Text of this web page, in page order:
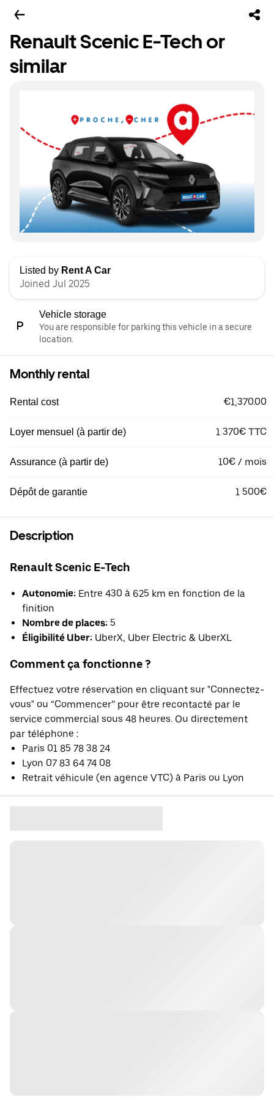
Renault Scenic E-Tech or
similar
Listed by Rent A Car
Joined Jul 2025
Vehicle storage
You are responsible for parking this vehicle in a secure
location.
Monthly rental
Rental cost €1,370.00
Loyer mensuel (à partir de) 1 370€ TTC
Assurance (à partir de) 10€ / mois
Dépôt de garantie 1 500€
Description
Renault Scenic E-Tech
Autonomie: Entre 430 à 625 km en fonction de la
finition
Nombre de places: 5
Éligibilité Uber: UberX, Uber Electric & UberXL
Comment ça fonctionne ?
Effectuez votre réservation en cliquant sur "Connectez-
vous" ou “Commencer” pour être recontacté par le
service commercial sous 48 heures. Ou directement
par téléphone :
Paris 01 85 78 38 24
Lyon 07 83 64 74 08
Retrait véhicule (en agence VTC) à Paris ou Lyon